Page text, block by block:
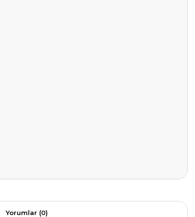
Yorumlar (0)